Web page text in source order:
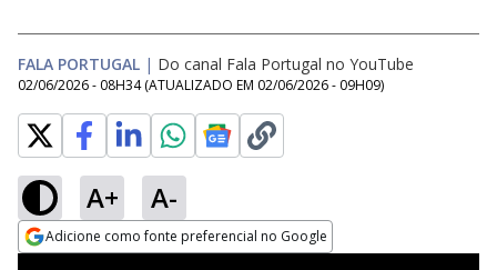
FALA PORTUGAL | Do canal Fala Portugal no YouTube
02/06/2026 - 08H34 (ATUALIZADO EM 02/06/2026 - 09H09)
A+ A-
Adicione como fonte preferencial no Google